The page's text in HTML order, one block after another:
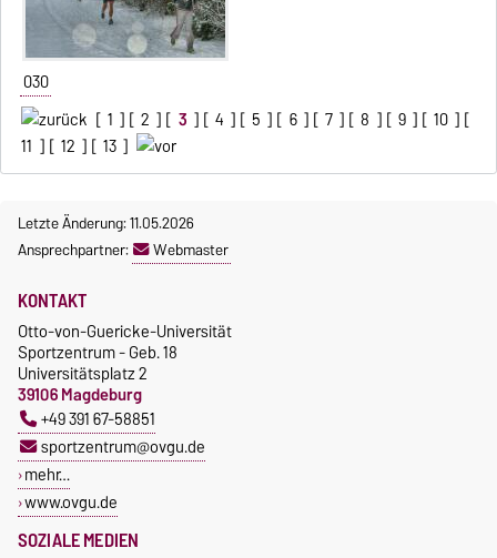
030
[ 1 ] [ 2 ] [ 3 ] [ 4 ] [ 5 ] [ 6 ] [ 7 ] [ 8 ] [ 9 ] [ 10 ] [
11 ] [ 12 ] [ 13 ]
Letzte Änderung: 11.05.2026
Ansprechpartner:
Webmaster
SOZIALE MEDIEN
KONTAKT
Otto-von-Guericke-Universität
Sportzentrum - Geb. 18
Universitätsplatz 2
39106 Magdeburg
+49 391 67-58851
sportzentrum@ovgu.de
mehr…
www.ovgu.de